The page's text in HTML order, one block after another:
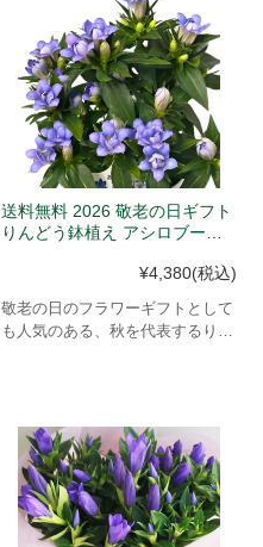
送料無料 2026 敬老の日ギフト
りんどう鉢植え アシロブーケ
１９-２０日発送 ※日付指定不
可）
¥4,380(税込)
敬老の日のフラワーギフトとして
も人気のある、秋を代表するりん